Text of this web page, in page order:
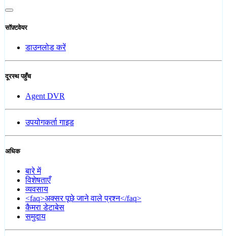
सॉफ़्टवेयर
डाउनलोड करें
दूरस्थ पहुँच
Agent DVR
उपयोगकर्ता गाइड
अधिक
बारे में
विशेषताएँ
व्यवसाय
<faq>अक्सर पूछे जाने वाले प्रश्न</faq>
कैमरा डेटाबेस
समुदाय